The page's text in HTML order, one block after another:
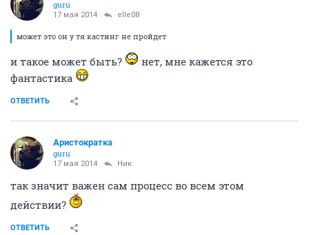
guru
17 мая 2014 elle08
может это он у тя кастинг не пройдет
и такое может быть?
нет, мне кажется это
фантастика
ОТВЕТИТЬ
Аристократка
guru
17 мая 2014 Ник
так значит важен сам процесс во всем этом
действии?
ОТВЕТИТЬ